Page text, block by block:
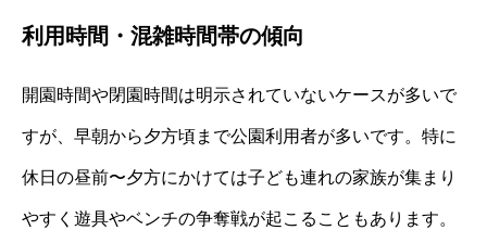
利用時間・混雑時間帯の傾向
開園時間や閉園時間は明示されていないケースが多いで
すが、早朝から夕方頃まで公園利用者が多いです。特に
休日の昼前〜夕方にかけては子ども連れの家族が集まり
やすく遊具やベンチの争奪戦が起こることもあります。